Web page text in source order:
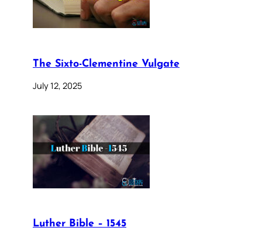
The Sixto-Clementine Vulgate
July 12, 2025
Luther Bible – 1545